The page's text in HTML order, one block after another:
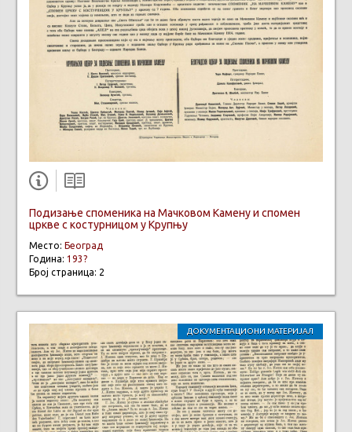
Подизање споменика на Мачковом Камену и спомен
цркве с костурницом у Крупњу
Место: Београд
Година: 193?
Број страница: 2
ДОКУМЕНТАЦИОНИ МАТЕРИЈАЛ